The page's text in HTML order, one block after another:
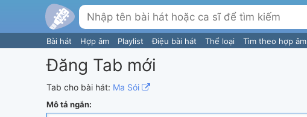
Bài hát Hợp âm Playlist Điệu bài hát Thể loại Tìm theo hợp âm
Đăng Tab mới
Tab cho bài hát: Ma Sói
Mô tả ngắn: